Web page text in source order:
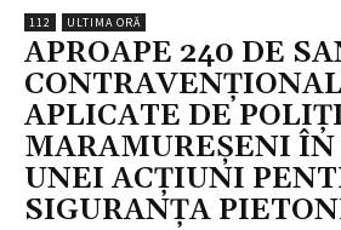
112 ULTIMA ORĂ
APROAPE 240 DE
APLICATE DE
MARAMUREȘENI ÎN
UNEI ACȚIUNI
SIGURANȚA